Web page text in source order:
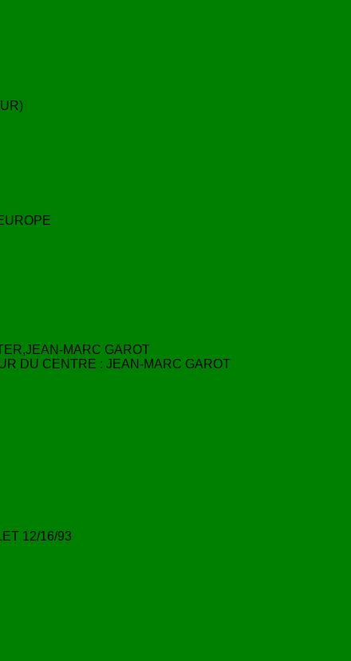
MARC GAROT
DU CENTRE : JEAN-MARC GAROT
12/16/93